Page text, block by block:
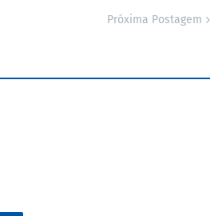
Próxima Postagem